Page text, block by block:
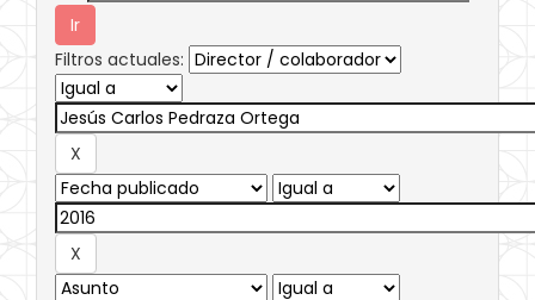
Filtros actuales: